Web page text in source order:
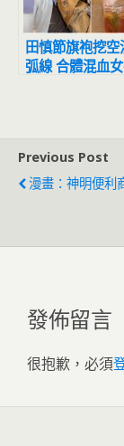
田慎節旗袍挖
弧線 合體混血
Previous Post
漫畫：神明便利
發佈留言
很抱歉，必須